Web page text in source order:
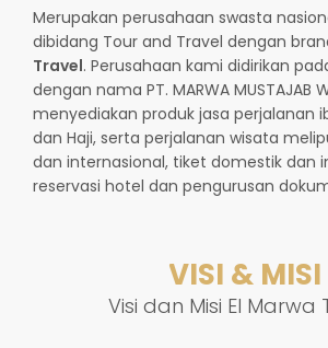
Merupakan perusahaan swasta
dibidang Tour and Travel dengan
Travel. Perusahaan kami didirikan
dengan nama PT. MARWA MUSTAJAB
menyediakan produk jasa perjalanan
dan Haji, serta perjalanan wisata
dan internasional, tiket domestik dan
reservasi hotel dan pengurusan
VISI & MISI
Visi dan Misi El Marwa